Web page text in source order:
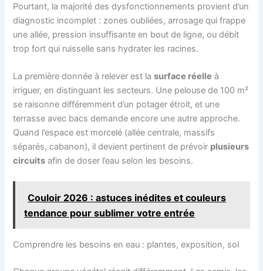
Pourtant, la majorité des dysfonctionnements provient d’un
diagnostic incomplet : zones oubliées, arrosage qui frappe
une allée, pression insuffisante en bout de ligne, ou débit
trop fort qui ruisselle sans hydrater les racines.
La première donnée à relever est lasurface réelle à
irriguer, en distinguant les secteurs. Une pelouse de 100 m²
se raisonne différemment d’un potager étroit, et une
terrasse avec bacs demande encore une autre approche.
Quand l’espace est morcelé (allée centrale, massifs
séparés, cabanon), il devient pertinent de prévoir plusieurs
circuits afin de doser l’eau selon les besoins.
Couloir 2026 : astuces inédites et couleurs
tendance pour sublimer votre entrée
Comprendre les besoins en eau : plantes, exposition, sol